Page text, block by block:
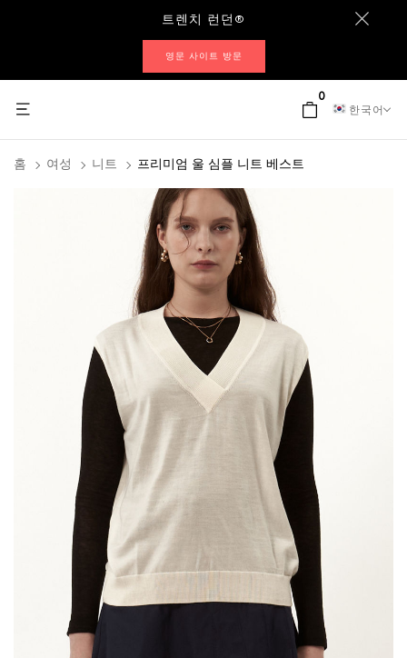
트렌치 런던®
영문 사이트 방문
0
한국어
홈 여성 니트 프리미엄 울 심플 니트 베스트